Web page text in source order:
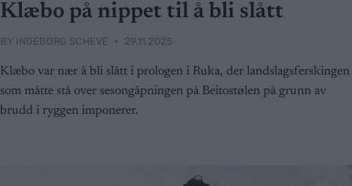
Klæbo på nippet til å bli slått
BY INGEBORG SCHEVE 29.11.2025
Klæbo var nær å bli slått i prologen i Ruka, der landslagsferskingen
som måtte stå over sesongåpningen på Beitostølen på grunn av
brudd i ryggen imponerer.